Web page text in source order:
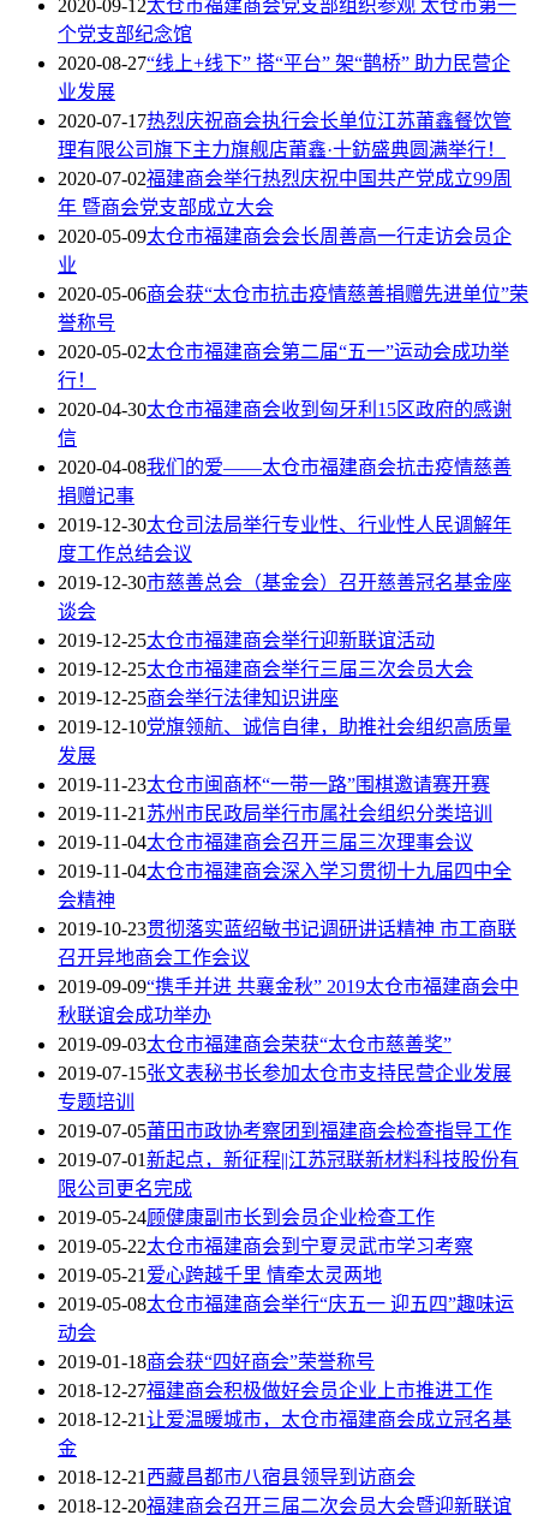
2020-09-12太仓市福建商会党支部组织参观 太仓市第一
个党支部纪念馆
2020-08-27“线上+线下” 搭“平台” 架“鹊桥” 助力民营企
业发展
2020-07-17热烈庆祝商会执行会长单位江苏莆鑫餐饮管
理有限公司旗下主力旗舰店莆鑫·十鈁盛典圆满举行！
2020-07-02福建商会举行热烈庆祝中国共产党成立99周
年 暨商会党支部成立大会
2020-05-09太仓市福建商会会长周善高一行走访会员企
业
2020-05-06商会获“太仓市抗击疫情慈善捐赠先进单位”荣
誉称号
2020-05-02太仓市福建商会第二届“五一”运动会成功举
行！
2020-04-30太仓市福建商会收到匈牙利15区政府的感谢
信
2020-04-08我们的爱——太仓市福建商会抗击疫情慈善
捐赠记事
2019-12-30太仓司法局举行专业性、行业性人民调解年
度工作总结会议
2019-12-30市慈善总会（基金会）召开慈善冠名基金座
谈会
2019-12-25太仓市福建商会举行迎新联谊活动
2019-12-25太仓市福建商会举行三届三次会员大会
2019-12-25商会举行法律知识讲座
2019-12-10党旗领航、诚信自律，助推社会组织高质量
发展
2019-11-23太仓市闽商杯“一带一路”围棋邀请赛开赛
2019-11-21苏州市民政局举行市属社会组织分类培训
2019-11-04太仓市福建商会召开三届三次理事会议
2019-11-04太仓市福建商会深入学习贯彻十九届四中全
会精神
2019-10-23贯彻落实蓝绍敏书记调研讲话精神 市工商联
召开异地商会工作会议
2019-09-09“携手并进 共襄金秋” 2019太仓市福建商会中
秋联谊会成功举办
2019-09-03太仓市福建商会荣获“太仓市慈善奖”
2019-07-15张文表秘书长参加太仓市支持民营企业发展
专题培训
2019-07-05莆田市政协考察团到福建商会检查指导工作
2019-07-01新起点，新征程||江苏冠联新材料科技股份有
限公司更名完成
2019-05-24顾健康副市长到会员企业检查工作
2019-05-22太仓市福建商会到宁夏灵武市学习考察
2019-05-21爱心跨越千里 情牵太灵两地
2019-05-08太仓市福建商会举行“庆五一 迎五四”趣味运
动会
2019-01-18商会获“四好商会”荣誉称号
2018-12-27福建商会积极做好会员企业上市推进工作
2018-12-21让爱温暖城市，太仓市福建商会成立冠名基
金
2018-12-21西藏昌都市八宿县领导到访商会
2018-12-20福建商会召开三届二次会员大会暨迎新联谊